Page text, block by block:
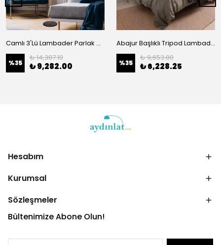
Camlı 3'Lü Lambader Parlak Gold 10290
%35
₺ 14,387.10
₺ 9,282.00
Abajur Başlıklı Tripod Lambader Pütürlü Siyah 4052
%35
₺ 9,653.80
₺ 6,228.25
Hesabım
Kurumsal
Sözleşmeler
Bültenimize Abone Olun!